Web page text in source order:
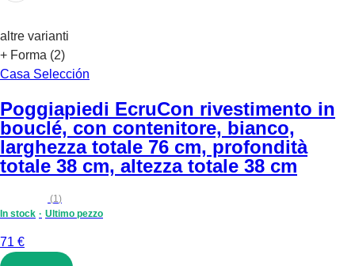
altre varianti
+ Forma (2)
Casa Selección
Poggiapiedi EcruCon rivestimento in
bouclé, con contenitore, bianco,
larghezza totale 76 cm, profondità
totale 38 cm, altezza totale 38 cm
(1)
In stock
Ultimo pezzo
71 €